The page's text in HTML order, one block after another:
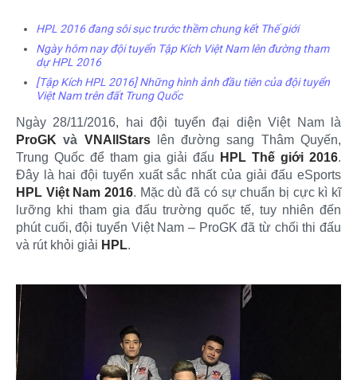
HPL 2016 đang sôi sục trước thềm chung kết Thế giới
Ngày hôm nay đội tuyển Tập Kích Việt Nam lên đường tham
dự HPL 2016
[Tập Kích HPL 2016] Những hình ảnh đầu tiên của đội tuyển
Việt Nam trên đất Trung Quốc
Ngày 28/11/2016, hai đội tuyển đại diện Việt Nam là
ProGK và VNAllStarslên đường sang Thâm Quyến,
Trung Quốc để tham gia giải đấu
HPL Thế giới 2016.
Đây là hai đội tuyển xuất sắc nhất của giải đấu eSports
HPL Việt Nam 2016. Mặc dù đã có sự chuẩn bị cực kì kĩ
lưỡng khi tham gia đấu trường quốc tế, tuy nhiên đến
phút cuối, đội tuyển Việt Nam – ProGK đã từ chối thi đấu
và rút khỏi giải HPL.